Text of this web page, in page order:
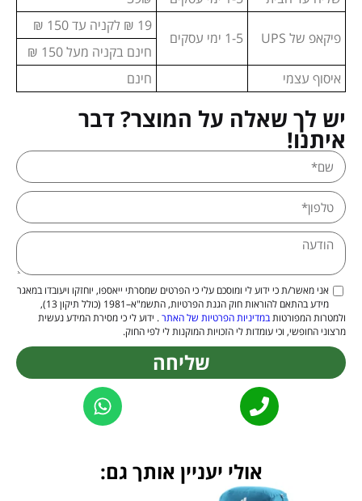
פיקאפ של UPS 1-5 ימי עסקים
19 ₪ לקניה עד 150 ₪
חינם בקניה מעל 150 ₪
איסוף עצמי
חינם
יש לך שאלה על המוצר? דבר
איתנו!
אני מאשר/ת כי ידוע לי ומוסכם עלי כי הפרטים שמסרתי ייאספו, יוחזקו ויעובדו במאגר
מידע בהתאם להוראות חוק הגנת הפרטיות, התשמ"א–1981 (כולל תיקון 13),
ולמטרות המפורטותבמדיניות הפרטיות של האתר. ידוע לי כי מסירת המידע נעשית
מרצוני החופשי, וכי עומדות לי הזכויות המוקנות לי לפי החוק.
שליחה
אולי יעניין אותך גם: